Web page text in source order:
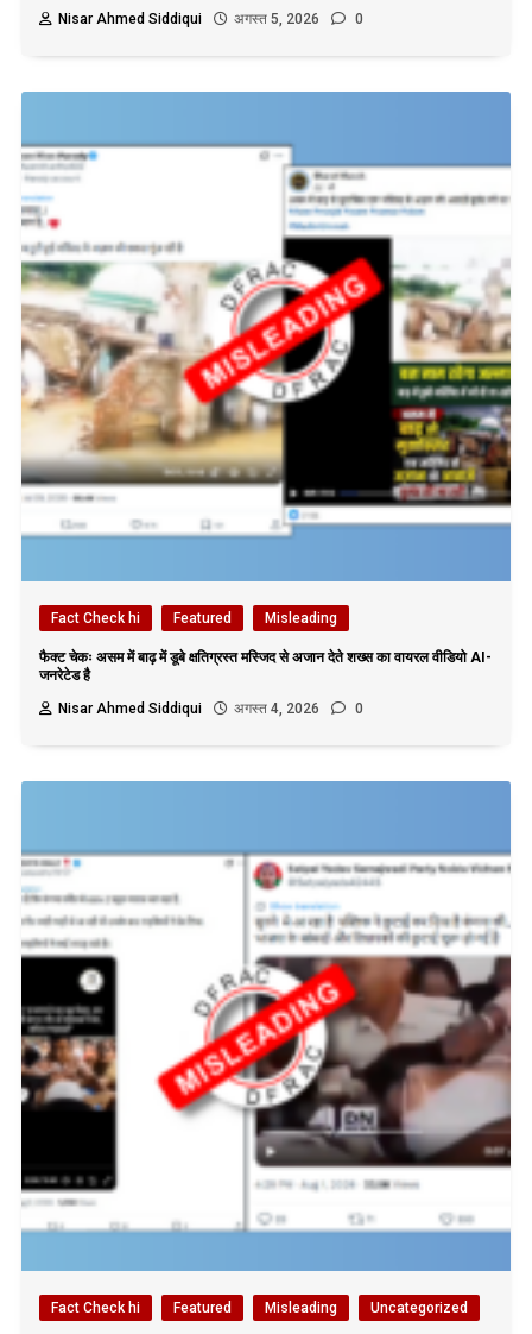
Nisar Ahmed Siddiqui अगस्त 5, 2026 0
Fact Check hi Featured Misleading
फैक्ट चेकः असम में बाढ़ में डूबे क्षतिग्रस्त मस्जिद से अजान देते शख्स का वायरल वीडियो AI-
जनरेटेड है
Nisar Ahmed Siddiqui
अगस्त 4, 2026 0
Fact Check hi Featured Misleading Uncategorized